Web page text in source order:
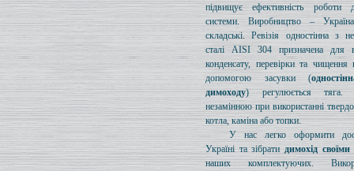
підвищує ефективність роботи
системи. Виробництво –
складські. Ревізія одностінна з
сталі AISI 304 призначена для
конденсату, перевірки та чищення
допомогою засувки (
димоходу) регулюється
незамінною при використанні
котла, каміна або топки.
У нас легко оформити
Україні та зібрати димохід
наших комплектуючих.